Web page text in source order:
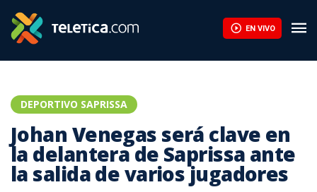
EN VIVO
DEPORTIVO SAPRISSA
Johan Venegas será clave en
la delantera de Saprissa ante
la salida de varios jugadores